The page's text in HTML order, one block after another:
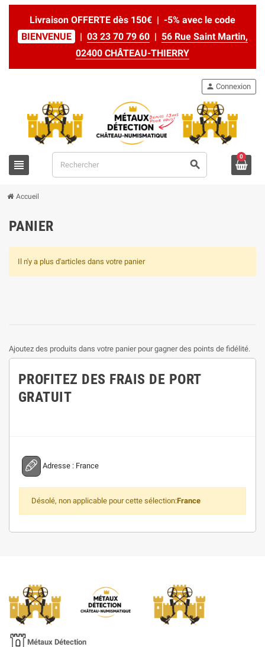
Livraison OFFERTE dès 150€ | -5% avec le code
BIENVENUE
| 03 23 70 79 60| 56 Rue Saint Martin,
02400 CHÂTEAU-THIERRY
view_headline search
person Connexion
0
Accueil
PANIER
Il n'y a plus d'articles dans votre panier
Ajoutez des produits dans votre panier pour gagner des points de fidélité.
PROFITEZ DES FRAIS DE PORT
GRATUIT
Adresse : France
Désolé, non applicable pour cette sélection:France
Métaux Détection